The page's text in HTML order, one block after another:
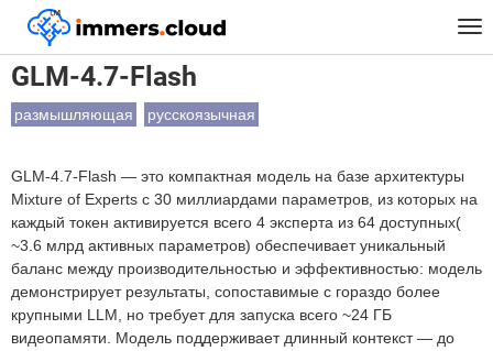
™
Главная Модели GLM-4.7-Flash
GLM-4.7-Flash
размышляющая русскоязычная
GLM-4.7-Flash — это компактная модель на базе архитектуры
Mixture of Experts с 30 миллиардами параметров, из которых на
каждый токен активируется всего 4 эксперта из 64 доступных(
~3.6 млрд активных параметров) обеспечивает уникальный
баланс между производительностью и эффективностью: модель
демонстрирует результаты, сопоставимые с гораздо более
крупными LLM, но требует для запуска всего ~24 ГБ
видеопамяти. Модель поддерживает длинный контекст — до